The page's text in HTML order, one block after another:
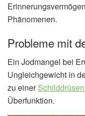
Phänomenen.
Probleme mit
Ein Jodmangel bei
Ungleichgewicht in
zu einer
Überfunktion.